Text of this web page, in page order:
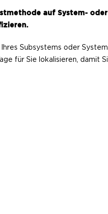
auf System- oder
Subsystems oder
für Sie lokalisieren, damit